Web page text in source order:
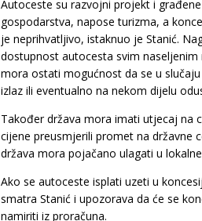
Autoceste su razvojni projekt i
gospodarstva, napose turizma, a
je neprihvatljivo, istaknuo je Stanić.
dostupnost autocesta svim
mora ostati mogućnost da se u
izlaz ili eventualno na nekom dijelu
Također država mora imati utjecaj na
cijene preusmjerili promet na državne
država mora pojačano ulagati u
Ako se autoceste isplati uzeti u
smatra Stanić i upozorava da će se
namiriti iz proračuna.